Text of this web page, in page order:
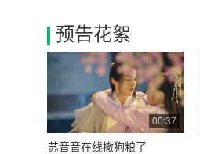
预告花絮
00:37
苏音音在线撒狗粮了